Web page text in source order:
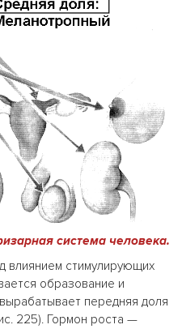
система человека.
влиянием стимулирующих
образование и
передняя доля
225). Гормон роста —